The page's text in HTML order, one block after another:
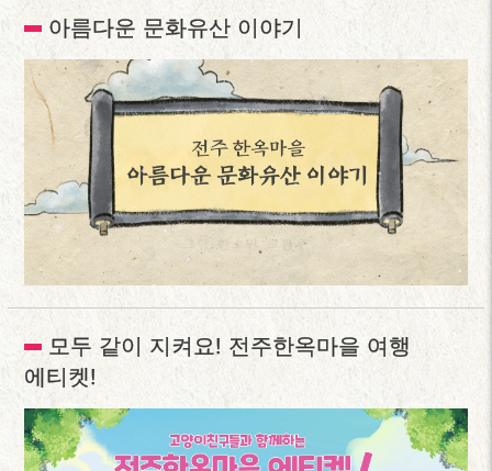
아름다운 문화유산 이야기
모두 같이 지켜요! 전주한옥마을 여행
에티켓!